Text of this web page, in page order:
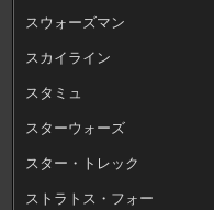
スウォーズマン
スカイライン
スタミュ
スターウォーズ
スター・トレック
ストラトス・フォー